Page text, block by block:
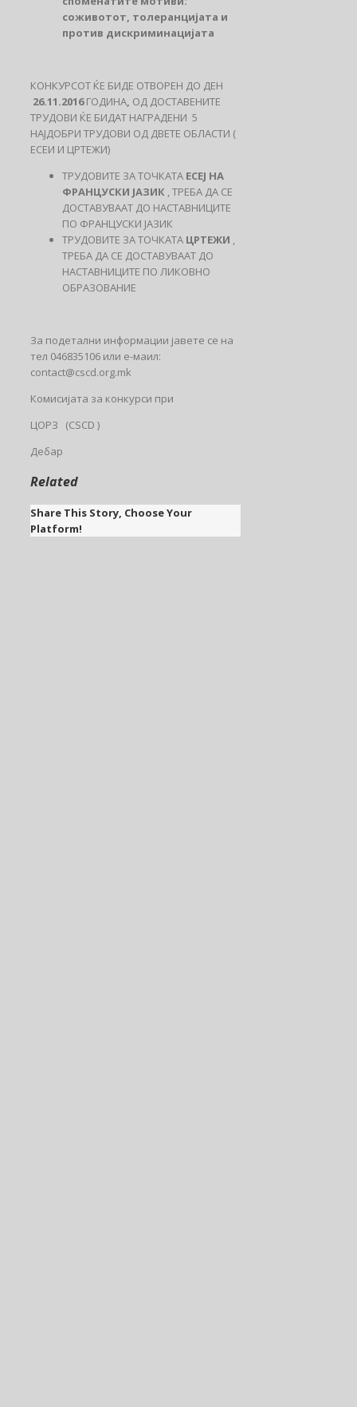
соживотот, толеранцијата и
против дискриминацијата
КОНКУРСОТ ЌЕ БИДЕ ОТВОРЕН ДО ДЕН
26.11.2016ГОДИНА, ОД ДОСТАВЕНИТЕ
ТРУДОВИ ЌЕ БИДАТ НАГРАДЕНИ 5
НАЈДОБРИ ТРУДОВИ ОД ДВЕТЕ ОБЛАСТИ (
ЕСЕИ И ЦРТЕЖИ)
ТРУДОВИТЕ ЗА ТОЧКАТА ЕСЕJ НА
ФРАНЦУСКИ ЈАЗИК , ТРЕБА ДА СЕ
ДОСТАВУВААТ ДО НАСТАВНИЦИТЕ
ПО ФРАНЦУСКИ ЈАЗИК
ТРУДОВИТЕ ЗА ТОЧКАТА ЦРТЕЖИ ,
ТРЕБА ДА СЕ ДОСТАВУВААТ ДО
НАСТАВНИЦИТЕ ПО ЛИКОВНО
ОБРАЗОВАНИЕ
За подетални информации јавете се на
тел 046835106 или е-маил:
contact@cscd.org.mk
Комисијата за конкурси при
ЦОРЗ (CSCD )
Дебар
Related
Share This Story, Choose Your
Platform!